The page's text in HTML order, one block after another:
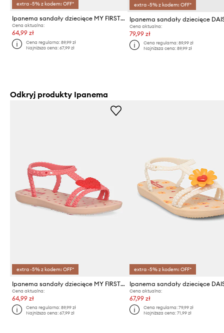
extra -5% z kodem: OFF*
Ipanema sandały dziecięce MY FIRST IPANEMA BABY
Cena aktualna:
64,99 zł
Cena regularna:89,99 zł
Najniższa cena:67,99 zł
extra -5% z kodem: OFF*
Cena aktualna:
79,99 zł
Cena regularna: 89,99 zł
Najniższa cena: 89,99 zł
Odkryj produkty Ipanema
extra -5% z kodem: OFF*
Ipanema sandały dziecięce MY FIRST IPANEMA BABY
Cena aktualna:
64,99 zł
Cena regularna:89,99 zł
Najniższa cena:67,99 zł
extra -5% z kodem: OFF*
Cena aktualna:
67,99 zł
Cena regularna: 79,99 zł
Najniższa cena: 71,99 zł